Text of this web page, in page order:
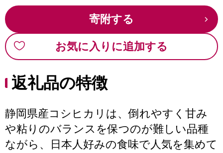
寄附する
お気に入りに追加する
返礼品の特徴
静岡県産コシヒカリは、倒れやすく甘み
や粘りのバランスを保つのが難しい品種
ながら、日本人好みの食味で人気を集めて